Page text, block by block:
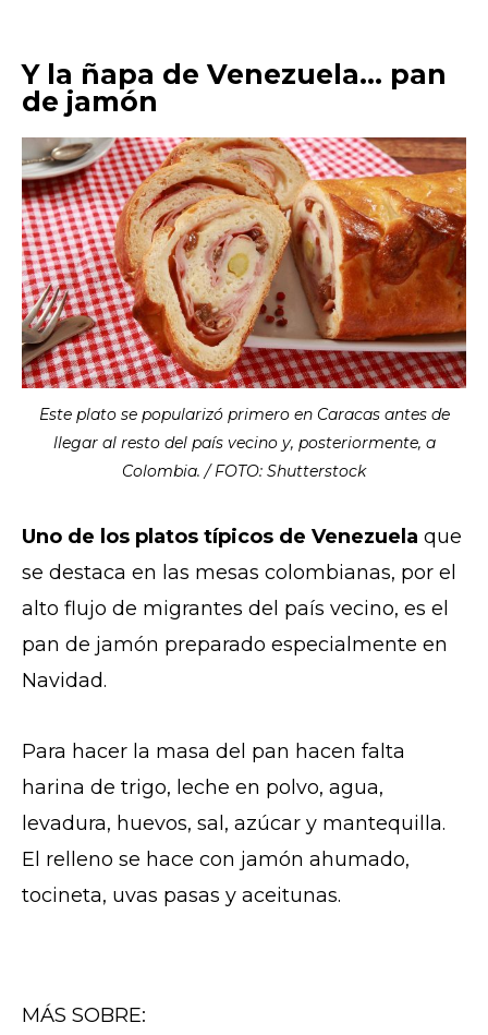
Y la ñapa de Venezuela... pan
de jamón
Este plato se popularizó primero en Caracas antes de
llegar al resto del país vecino y, posteriormente, a
Colombia. / FOTO: Shutterstock
Uno de los platos típicos de Venezuela que
se destaca en las mesas colombianas, por el
alto flujo de migrantes del país vecino, es el
pan de jamón preparado especialmente en
Navidad.
Para hacer la masa del pan hacen falta
harina de trigo, leche en polvo, agua,
levadura, huevos, sal, azúcar y mantequilla.
El relleno se hace con jamón ahumado,
tocineta, uvas pasas y aceitunas.
MÁS SOBRE: